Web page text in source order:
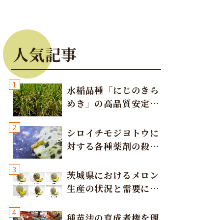
人気記事
1
水稲品種「にじのきら
めき」の高品質安定多
2
シロイチモジヨトウに
対する各種薬剤の殺虫
3
茨城県におけるメロン
生産の状況と需要に応
4